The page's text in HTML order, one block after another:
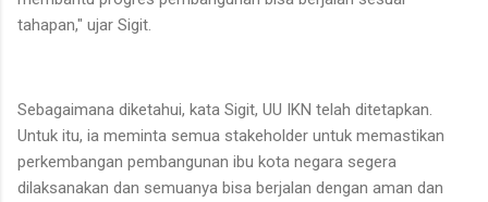
tahapan," ujar Sigit.
Sebagaimana diketahui, kata Sigit, UU IKN telah ditetapkan.
Untuk itu, ia meminta semua stakeholder untuk memastikan
perkembangan pembangunan ibu kota negara segera
dilaksanakan dan semuanya bisa berjalan dengan aman dan